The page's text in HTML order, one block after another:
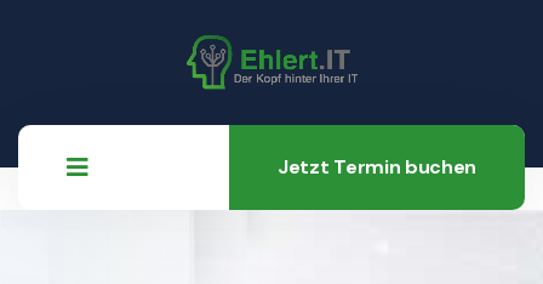
Jetzt Termin buchen